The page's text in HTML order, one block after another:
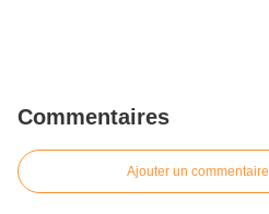
Commentaires
Ajouter un commentaire